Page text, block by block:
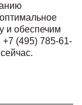
и обеспечим
+7 (495) 785-61-